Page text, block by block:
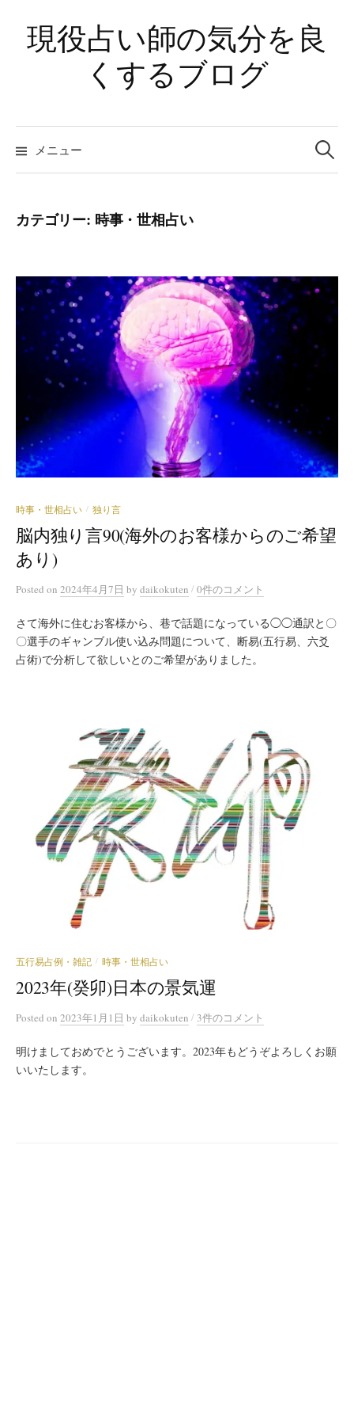
ン
テ
キ
現役占い師の気分を良
くするブログ
メニュー
検
索:
カテゴリー: 時事・世相占い
時事・世相占い / 独り言
脳内独り言90(海外のお客様からのご希望
あり)
Posted on 2024年4月7日 by daikokuten /0件のコメント
さて海外に住むお客様から、巷で話題になっている◯◯通訳と〇
〇選手のギャンブル使い込み問題について、断易(五行易、六爻
占術)で分析して欲しいとのご希望がありました。
五行易占例・雑記 / 時事・世相占い
2023年(癸卯)日本の景気運
Posted on 2023年1月1日 by daikokuten / 3件のコメント
明けましておめでとうございます。2023年もどうぞよろしくお願
いいたします。